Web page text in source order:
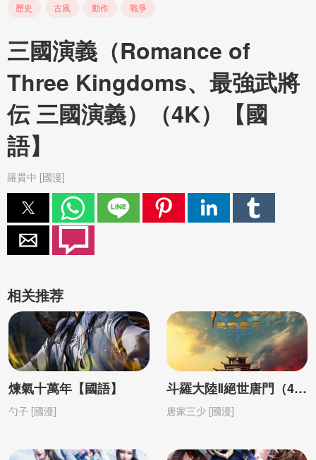
歷史 古風 動作 戰爭
三國演義（Romance of
Three Kingdoms、最強武將
伝 三國演義）（4K）【國
語】
羅貫中 [國漫]
相关推荐
煉氣十萬年【國語】
勺子 [國漫]
斗羅大陸Ⅱ絕世唐門（4K）【國語】
唐家三少 [國漫]